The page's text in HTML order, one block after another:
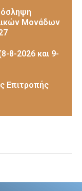
Μονάδων
8-2026 και 9-
Επιτροπής